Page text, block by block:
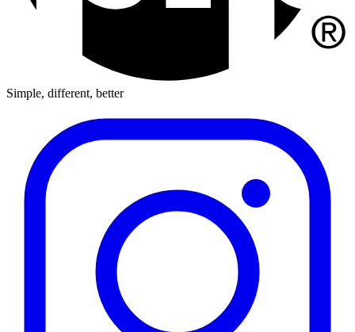
Simple, different, better